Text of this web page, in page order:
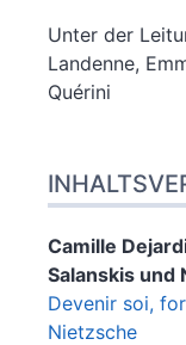
Unter der
Landenne,
Quérini
Camille
Salanskis und
Devenir soi,
Nietzsche